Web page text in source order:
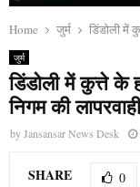
Home जुर्म डिंडोली में
जुर्म
डिंडोली में कुत्ते
निगम की लापरवाही
byJansansar News Desk
SHARE 0